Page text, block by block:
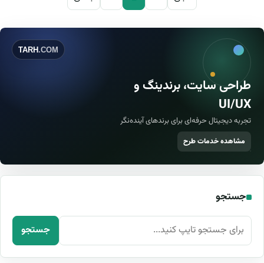
TARH.COM
طراحی سایت، برندینگ و
UI/UX
تجربه دیجیتال حرفه‌ای برای برندهای آینده‌نگر
مشاهده خدمات طرح
جستجو
جستجو برای: جستجو